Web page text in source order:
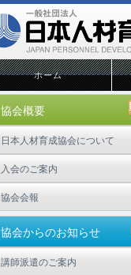
ホーム
協会概要
日本人材育成協会について
入会のご案内
協会会報
協会からのお知らせ
講師派遣のご案内